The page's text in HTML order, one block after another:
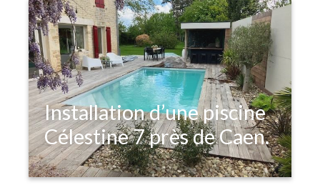
Installation d’une piscine
Célestine 7 près de Caen.